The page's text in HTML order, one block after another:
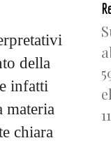
della
infatti
materia
chiara